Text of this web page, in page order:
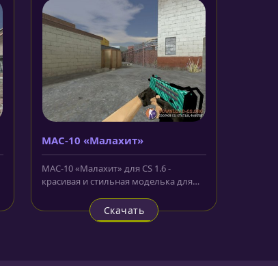
MAC-10 «Малахит»
MAC-10 «Малахит» для CS 1.6 -
красивая и стильная моделька для
Скачать